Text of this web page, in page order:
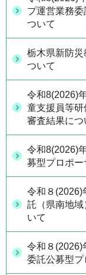
プ運営業務
ついて
栃木県新防
ついて
令和8(2026)
童支援員等
審査結果につ
令和8(2026)
募型プロポ
令和８(2026)
託（県南地
いて
令和８(2026)
委託公募型